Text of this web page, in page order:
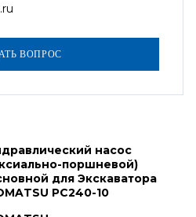
насос
поршневой)
для Экскаватора
PC240-10